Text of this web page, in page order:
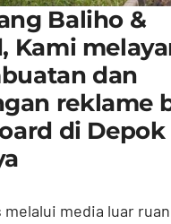
Baliho &
Kami
dan
reklame
di Depok
media luar